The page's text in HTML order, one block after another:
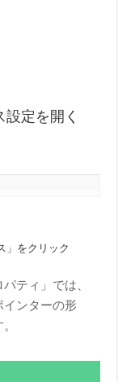
定を開く
」をクリック
ティ」では、
インターの形